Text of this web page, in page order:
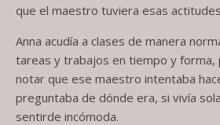
que el maestro tuviera esas
Anna acudía a clases de manera
tareas y trabajos en tiempo y forma,
notar que ese maestro intentaba
preguntaba de dónde era, si vivía
sentirde incómoda.